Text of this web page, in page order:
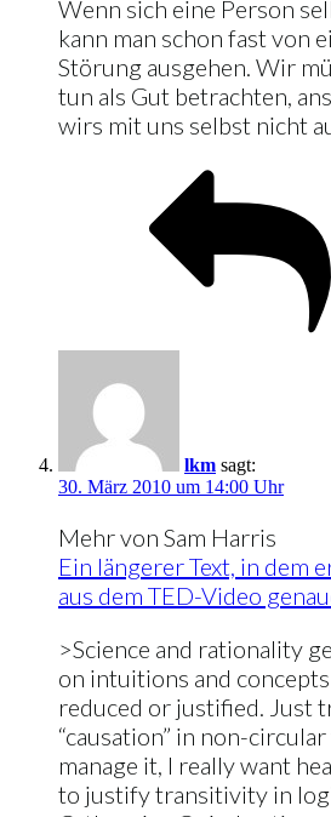
Wenn sich eine Person
kann man schon fast von
Störung ausgehen. Wir
tun als Gut betrachten,
wirs mit uns selbst nicht
lkm sagt:
30. März 2010 um 14:00 Uhr
Mehr von Sam Harris
Ein längerer Text, in dem
aus dem TED-Video
>Science and rationality
on intuitions and
reduced or justified. Just
“causation” in non-
manage it, I really want
to justify transitivity in